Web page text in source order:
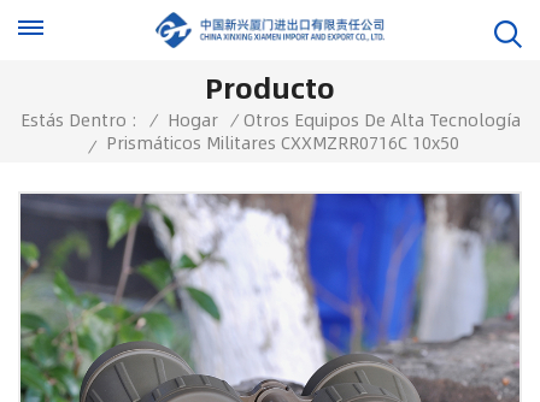
Producto
Estás Dentro : / Hogar / Otros Equipos De Alta Tecnología
/ Prismáticos Militares CXXMZRR0716C 10x50